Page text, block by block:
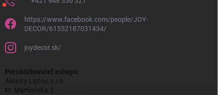
https://www.facebook.com/people/JOY-
DECOR/61552187031434/
joydecor.sk/
Prevádzkovateľ eshopu
Aktivity Liptov, s.r.o.
M. Martinčeka 2